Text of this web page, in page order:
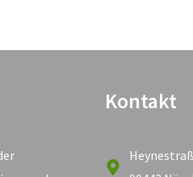
Kontakt